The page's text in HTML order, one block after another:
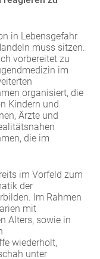
in Lebensgefahr
muss sitzen.
vorbereitet zu
im
organisiert, die
Kindern und
Ärzte und
die im
im Vorfeld zum
der
Im Rahmen
mit
Alters, sowie in
wiederholt,
unter
Social Media
von